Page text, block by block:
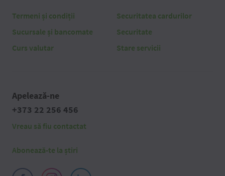
Termeni și condiții
Sucursale și bancomate
Curs valutar
Securitatea cardurilor
Securitate
Stare servicii
Apelează-ne
+373 22 256 456
Vreau să fiu contactat
Abonează-te la știri